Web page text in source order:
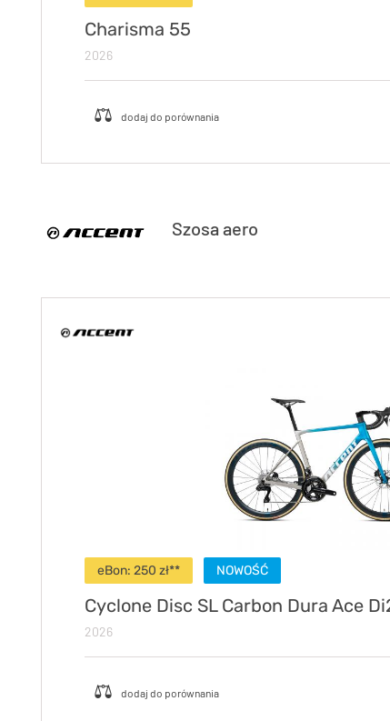
Charisma 55
2026
Szosa aero
eBon: 250 zł** NOWOŚĆ
Cyclone Disc SL Carbon Dura Ace
2026